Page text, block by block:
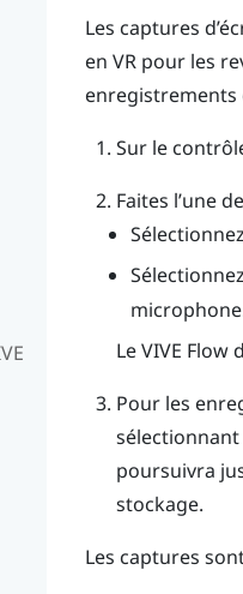
Les captures
en VR pour les
enregistrements
Sur le
Faites l’une
Sélectionnez
Sélectionnez
LeVIVE Flow
Pour les
sélectionnant
poursuivra
stockage.
Les captures